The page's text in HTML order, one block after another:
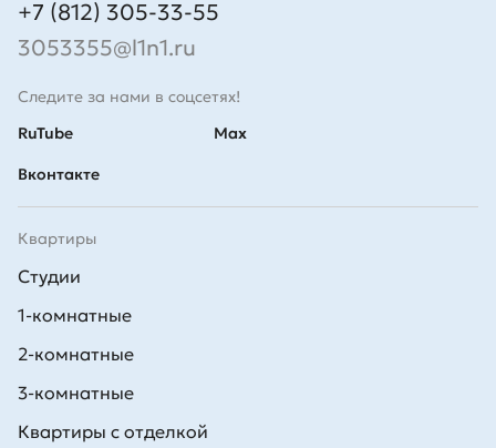
+7 (812) 305-33-55
3053355@l1n1.ru
Следите за нами в соцсетях!
RuTube
Вконтакте
Max
Квартиры
Студии
1-комнатные
2-комнатные
3-комнатные
Квартиры с отделкой